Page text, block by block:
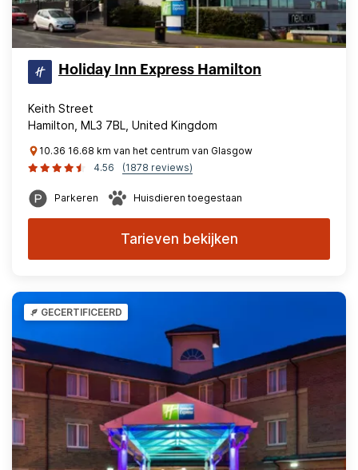
Holiday Inn Express Hamilton
Keith Street
Hamilton, ML3 7BL, United Kingdom
10.36 16.68 km van het centrum van Glasgow
4.56
(1878 reviews)
Parkeren Huisdieren toegestaan
Tarieven bekijken
GECERTIFICEERD